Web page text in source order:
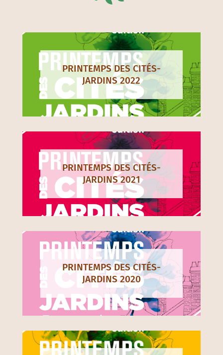
PRINTEMPS DES CITÉS-
JARDINS 2022
PRINTEMPS DES CITÉS-
JARDINS 2021
PRINTEMPS DES CITÉS-
JARDINS 2020